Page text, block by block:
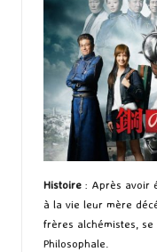
Histoire : Après avoir
à la vie leur mère
frères alchémistes,
Philosophale.